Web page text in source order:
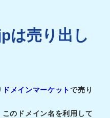
は売り出し
ドメインマーケットで売り
のドメイン名を利用して